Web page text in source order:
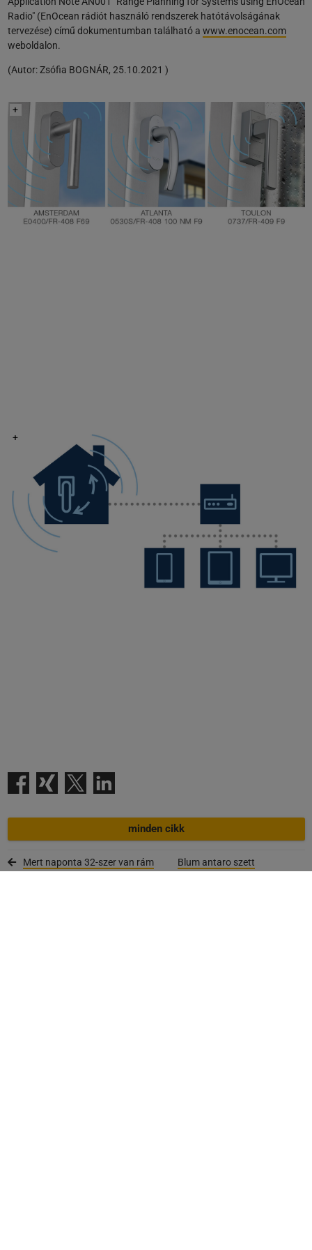
Radio" (EnOcean rádiót használó rendszerek hatótávolságának
tervezése) című dokumentumban található a www.enocean.com
weboldalon.
(Autor:Zsófia BOGNÁR, 25.10.2021 )
minden cikk
Mert naponta 32-szer van rám
Blum antaro szett